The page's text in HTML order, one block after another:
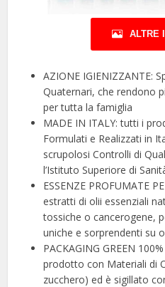
ALTRE
AZIONE IGIENIZZANTE:
Quaternari, che rendono
per tutta la famiglia
MADE IN ITALY: tutti i
Formulati e Realizzati in
scrupolosi Controlli di
l’Istituto Superiore di
ESSENZE PROFUMATE
estratti di olii essenziali
tossiche o cancerogene,
uniche e sorprendenti su
PACKAGING GREEN
prodotto con Materiali di
zucchero) ed è sigillato